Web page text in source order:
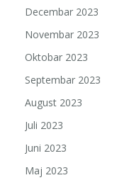
Decembar 2023
Novembar 2023
Oktobar 2023
Septembar 2023
August 2023
Juli 2023
Juni 2023
Maj 2023